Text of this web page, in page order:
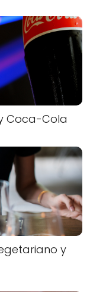
Coca-Cola
y